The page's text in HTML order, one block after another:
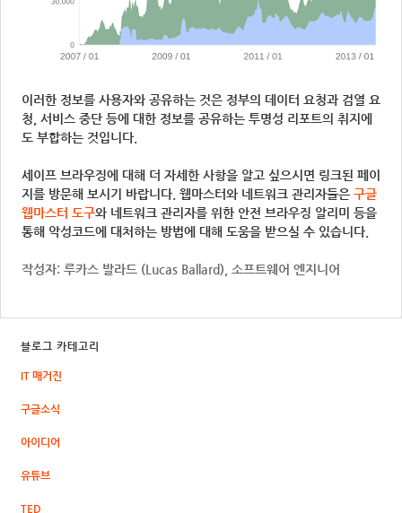
이러한 정보를 사용자와 공유하는 것은 정부의 데이터 요청과 검열 요
청, 서비스 중단 등에 대한 정보를 공유하는 투명성 리포트의 취지에
도 부합하는 것입니다.
세이프 브라우징에 대해 더 자세한 사항을 알고 싶으시면 링크된 페이
지를 방문해 보시기 바랍니다. 웹마스터와 네트워크 관리자들은 구글
웹마스터 도구와 네트워크 관리자를 위한 안전 브라우징 알리미 등을
통해 악성코드에 대처하는 방법에 대해 도움을 받으실 수 있습니다.
작성자: 루카스 발라드 (Lucas Ballard), 소프트웨어 엔지니어
블로그 카테고리
IT 매거진
구글소식
아이디어
유튜브
TED